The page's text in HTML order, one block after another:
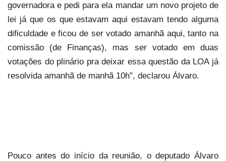
governadora e pedi para ela mandar um novo projeto de
lei já que os que estavam aqui estavam tendo alguma
dificuldade e ficou de ser votado amanhã aqui, tanto na
comissão (de Finanças), mas ser votado em duas
votações do plinário pra deixar essa questão da LOA já
resolvida amanhã de manhã 10h”, declarou Álvaro.
Pouco antes do início da reunião, o deputado Álvaro